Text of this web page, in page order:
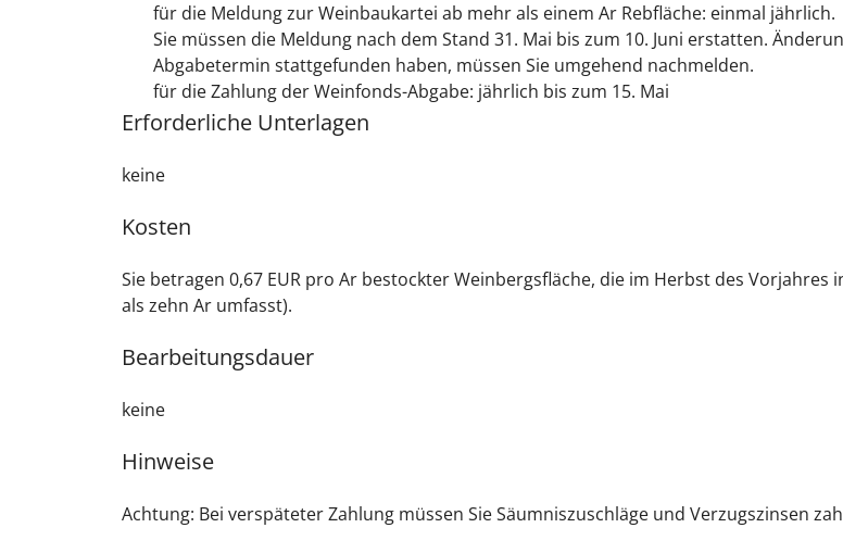
für die Meldung zur Weinbaukartei ab mehr als einem Ar Rebfläche: einmal jährlich.
Sie müssen die Meldung nach dem Stand 31. Mai bis zum 10. Juni erstatten.
Abgabetermin stattgefunden haben, müssen Sie umgehend nachmelden.
für die Zahlung der Weinfonds-Abgabe: jährlich bis zum 15. Mai
Erforderliche Unterlagen
keine
Kosten
Sie betragen 0,67 EUR pro Ar bestockter Weinbergsfläche, die im Herbst des
als zehn Ar umfasst).
Bearbeitungsdauer
keine
Hinweise
Achtung: Bei verspäteter Zahlung müssen Sie Säumniszuschläge und Verzugszinsen